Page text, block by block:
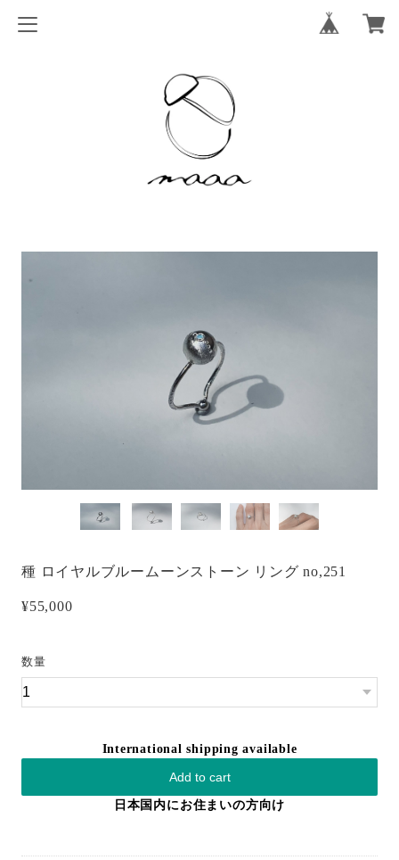
種 ロイヤルブルームーンストーン リング no,251
¥55,000
数量
International shipping available
Add to cart
日本国内にお住まいの方向け